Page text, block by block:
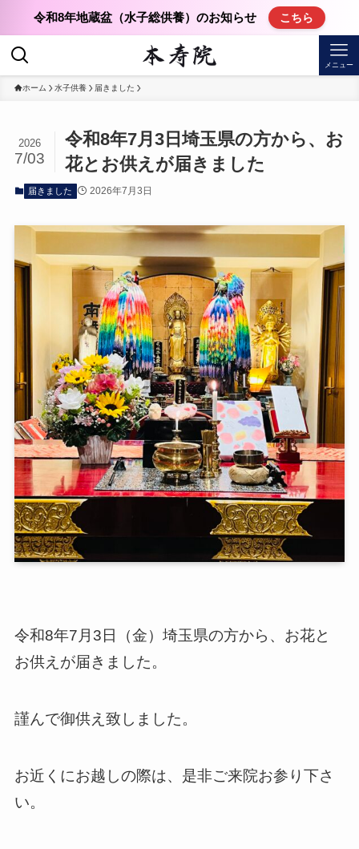
令和8年地蔵盆（水子総供養）のお知らせ こちら
メニュー
ホーム 水子供養 届きました
令和8年7月3日埼玉県の方から、お
花とお供えが届きました
2026
7/03
届きました 2026年7月3日
令和8年7月3日（金）埼玉県の方から、お花と
お供えが届きました。
謹んで御供え致しました。
お近くにお越しの際は、是非ご来院お参り下さ
い。